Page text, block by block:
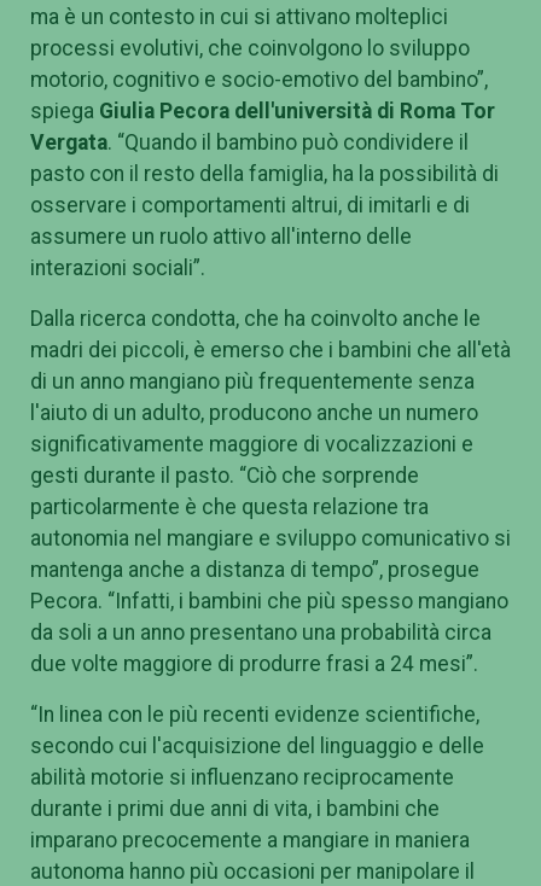
ma è un contesto in cui si attivano molteplici
processi evolutivi, che coinvolgono lo sviluppo
motorio, cognitivo e socio-emotivo del bambino”,
spiega Giulia Pecora dell'università di Roma Tor
Vergata. “Quando il bambino può condividere il
pasto con il resto della famiglia, ha la possibilità di
osservare i comportamenti altrui, di imitarli e di
assumere un ruolo attivo all'interno delle
interazioni sociali”.
Dalla ricerca condotta, che ha coinvolto anche le
madri dei piccoli, è emerso che i bambini che all'età
di un anno mangiano più frequentemente senza
l'aiuto di un adulto, producono anche un numero
significativamente maggiore di vocalizzazioni e
gesti durante il pasto. “Ciò che sorprende
particolarmente è che questa relazione tra
autonomia nel mangiare e sviluppo comunicativo si
mantenga anche a distanza di tempo”, prosegue
Pecora. “Infatti, i bambini che più spesso mangiano
da soli a un anno presentano una probabilità circa
due volte maggiore di produrre frasi a 24 mesi”.
“In linea con le più recenti evidenze scientifiche,
secondo cui l'acquisizione del linguaggio e delle
abilità motorie si influenzano reciprocamente
durante i primi due anni di vita, i bambini che
imparano precocemente a mangiare in maniera
autonoma hanno più occasioni per manipolare il